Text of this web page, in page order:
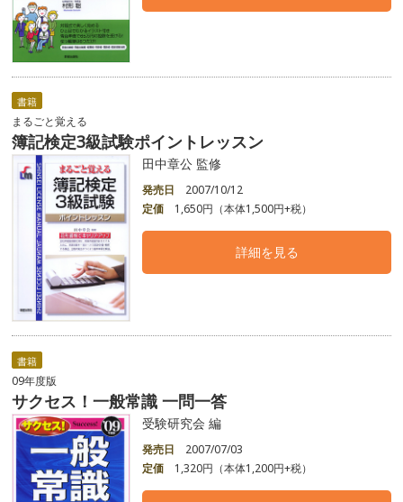
書籍
まるごと覚える
簿記検定3級試験ポイントレッスン
田中章公 監修
発売日
2007/10/12
定価
1,650円（本体1,500円+税）
詳細を見る
書籍
09年度版
サクセス！一般常識 一問一答
受験研究会 編
発売日
2007/07/03
定価
1,320円（本体1,200円+税）